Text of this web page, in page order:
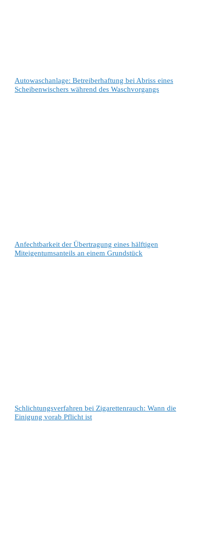
Autowaschanlage: Betreiberhaftung bei Abriss eines
Scheibenwischers während des Waschvorgangs
Anfechtbarkeit der Übertragung eines hälftigen
Miteigentumsanteils an einem Grundstück
Schlichtungsverfahren bei Zigarettenrauch: Wann die
Einigung vorab Pflicht ist